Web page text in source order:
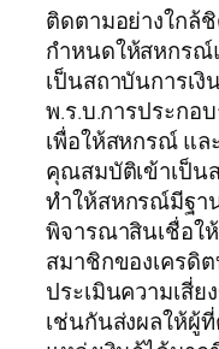
ติดตามอย่างใกล้
กำหนดให้สหกร
เป็นสถาบันการเ
พ.ร.บ.การประกอ
เพื่อให้สหกรณ์ แ
คุณสมบัติเข้าเป็น
ทำให้สหกรณ์มีฐา
พิจารณาสินเชื่อใ
สมาชิกของเครดิ
ประเมินความเสี่
เช่นกันส่งผลให้ผู้ที่